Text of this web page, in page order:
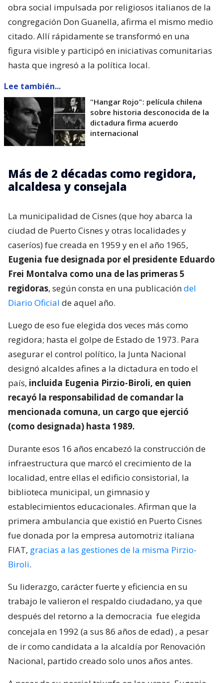
obra social impulsada por religiosos italianos de la
congregación Don Guanella, afirma el mismo medio
citado. Allí rápidamente se transformó en una
figura visible y participó en iniciativas comunitarias
hasta que ingresó a la política local.
Lee también...
"Hangar Rojo": película chilena
sobre historia desconocida de la
dictadura firma acuerdo
internacional
Más de 2 décadas como regidora,
alcaldesa y consejala
La municipalidad de Cisnes (que hoy abarca la
ciudad de Puerto Cisnes y otras localidades y
caseríos) fue creada en 1959 y en el año 1965,
Eugenia fue designada por el presidente Eduardo
Frei Montalva como una de las primeras 5
regidoras, según consta en una publicacióndel
Diario Oficial de aquel año.
Luego de eso fue elegida dos veces más como
regidora; hasta el golpe de Estado de 1973. Para
asegurar el control político, la Junta Nacional
designó alcaldes afines a la dictadura en todo el
país, incluida Eugenia Pirzio-Biroli, en quien
recayó la responsabilidad de comandar la
mencionada comuna, un cargo que ejerció
(como designada) hasta 1989.
Durante esos 16 años encabezó la construcción de
infraestructura que marcó el crecimiento de la
localidad, entre ellas el edificio consistorial, la
biblioteca municipal, un gimnasio y
establecimientos educacionales. Afirman que la
primera ambulancia que existió en Puerto Cisnes
fue donada por la empresa automotriz italiana
FIAT, gracias a las gestiones de la misma Pirzio-
Biroli.
Su liderazgo, carácter fuerte y eficiencia en su
trabajo le valieron el respaldo ciudadano, ya que
después del retorno a la democracia fue elegida
concejala en 1992 (a sus 86 años de edad) , a pesar
de ir como candidata a la alcaldía por Renovación
Nacional, partido creado solo unos años antes.